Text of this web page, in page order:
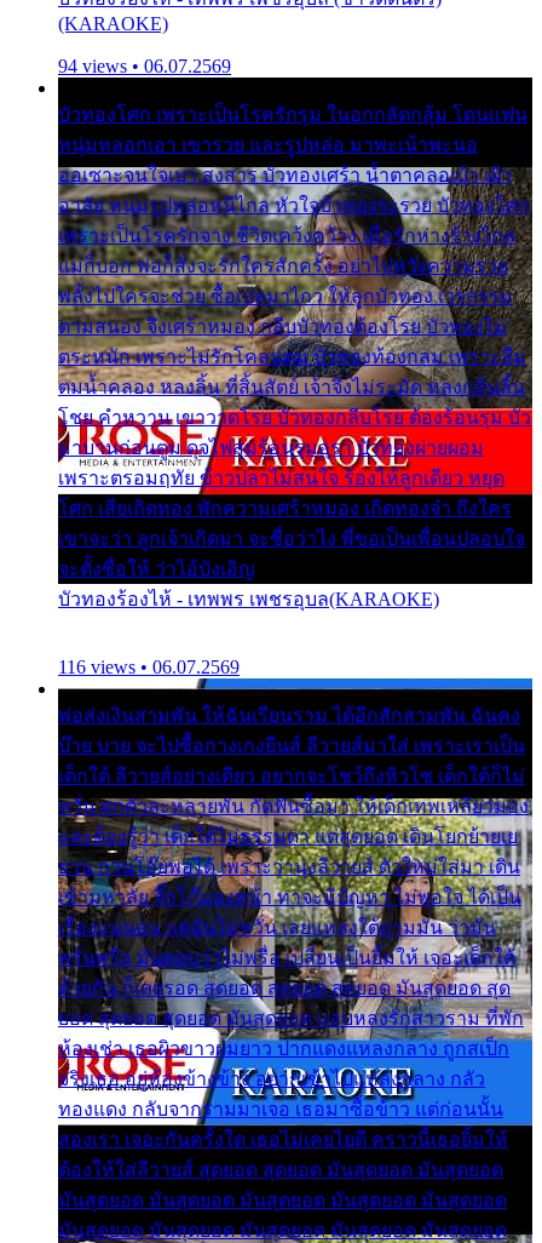
(KARAOKE)
94 views • 06.07.2569
บัวทองโศก เพราะเป็นโรครักรุม ในอกกลัดกลุ้ม โดนแฟน
หนุ่มหลอกเอา เขารวย และรูปหล่อ มาพะเน้าพะนอ
ออเซาะจนใจเบา สงสาร บัวทองเศร้า น้ำตาคลอเบ้า เฝ้า
อาลัย หนุ่มรูปหล่อหนีไกล หัวใจบัวทองระรวย บัวทองโศก
เพราะเป็นโรครักจาง ชีวิตเคว้งคว้าง เมื่อรักห่างร้างไกล
แม่ก็บอก พ่อก็สั่งจะรักใครสักครั้ง อย่าไปหวังความรวย
พลั้งไปใครจะช่วย ซื้อเปลมาไกว ให้ลูกบัวทอง เวรกรรม
ตามสนอง จึงเศร้าหมอง กลีบบัวทองต้องโรย บัวทองไม่
ตระหนัก เพราะไม่รักโคลนตม บัวทองท้องกลม เพราะลืม
ตมน้ำคลอง หลงลิ้น ที่สิ้นสัตย์ เจ้าจึงไม่ระมัด หลงกลิ่นลิ้น
โชย คำหวาน เขาวาดโรย บัวทองกลีบโรย ต้องร้อนรุม บัว
มาบานก่อนตูม ดุจไฟสุมร้อนรุมอุรา บัวทองผ่ายผอม
เพราะตรอมฤทัย ข้าวปลาไม่สนใจ ร้องไห้ลูกเดียว หยุด
โศก เสียเถิดทอง พักความเศร้าหมอง เถิดทองจ๋า ถึงใคร
เขาจะว่า ลูกเจ้าเกิดมา จะชื่อว่าไง พี่ขอเป็นเพื่อนปลอบใจ
จะตั้งชื่อให้ ว่าไอ้บังเอิญ
บัวทองร้องไห้ - เทพพร เพชรอุบล(KARAOKE)
116 views • 06.07.2569
พ่อส่งเงินสามพัน ให้ฉันเรียนราม ได้อีกสักสามพัน ฉันคง
บ๊าย บาย จะไปซื้อกางเกงยีนส์ ลีวายส์มาใส่ เพราะเราเป็น
เด็กใต้ ลีวายส์อย่างเดียว อยากจะโชว์ถึงหิวโซ เด็กใต้ก็ไม่
หวั่น ตกตัวละหลายพัน กัดฟันซื้อมา ให้เด็กเทพเหลียวมอง
และต้องรู้ว่า เด็กใต้ไม่ธรรมดา แต่สุดยอด เดินโยกย้ายเย
ยวน กวนโอ๊ยพอได้ เพราะว่านุ่งลีวายส์ ตัวใหม่ใส่มา เดิน
เข้ามหาลัย จิ๊กโก๊มองหน้า ท่าจะมีปัญหา ไม่พอใจ ได้เป็น
เรื่องแน่นอน แต่ฉันไม่หวั่น เลยแหลงใต้ถามมัน ว่ามัน
พรั่นพรือ มันตอบว่าไม่พรื่อ เปลี่ยนเป็นยิ้มให้ เจอะเด็กใต้
ด้วยกัน ก็เลยรอด สุดยอด สุดยอด สุดยอด มันสุดยอด สุด
ยอด สุดยอด สุดยอด มันสุดยอด แอบหลงรักสาวราม ที่พัก
ห้องเช่า เธอผิวขาวผมยาว ปากแดงแหลงกลาง ถูกสเป็ก
จริงเธอ อยู่ห้องข้างข้าง อยากเข้าไปแหลงกลาง กลัว
ทองแดง กลับจากรามมาเจอ เธอมาซื้อข้าว แต่ก่อนนั้น
สองเรา เจอะกันครั้งใด เธอไม่เคยไยดี คราวนี้เธอยิ้มให้
ต้องให้ใส่ลีวายส์ สุดยอด สุดยอด มันสุดยอด มันสุดยอด
มันสุดยอด มันสุดยอด มันสุดยอด มันสุดยอด มันสุดยอด
มันสุดยอด มันสุดยอด มันสุดยอด มันสุดยอด มันสุดยอด